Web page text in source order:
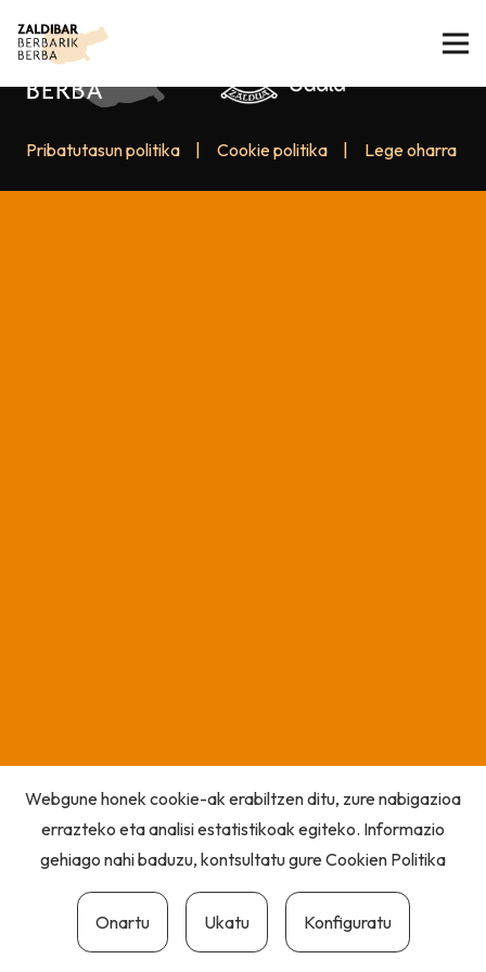
Pribatutasun politika Cookie politika Lege oharra
Webgune honek cookie-ak erabiltzen ditu, zure nabigazioa
errazteko eta analisi estatistikoak egiteko. Informazio
gehiago nahi baduzu, kontsultatu gureCookien Politika
Onartu Ukatu Konfiguratu